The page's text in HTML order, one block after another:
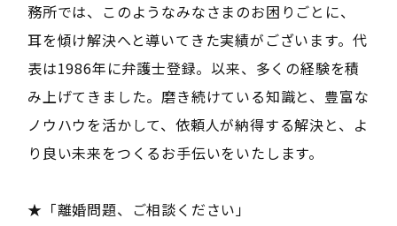
務所では、このようなみなさまのお困りごとに、
耳を傾け解決へと導いてきた実績がございます。代
表は1986年に弁護士登録。以来、多くの経験を積
み上げてきました。磨き続けている知識と、豊富な
ノウハウを活かして、依頼人が納得する解決と、よ
り良い未来をつくるお手伝いをいたします。
★「離婚問題、ご相談ください」